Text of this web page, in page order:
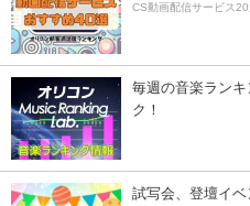
CS動画配信サービス20
毎週の音楽ラン
ク！
試写会、登壇イ